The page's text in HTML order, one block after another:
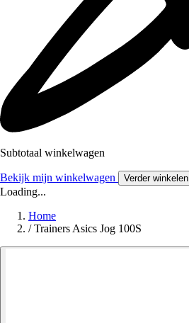
Subtotaal winkelwagen
Bekijk mijn winkelwagen Verder winkelen
Loading...
Home
/ Trainers Asics Jog 100S